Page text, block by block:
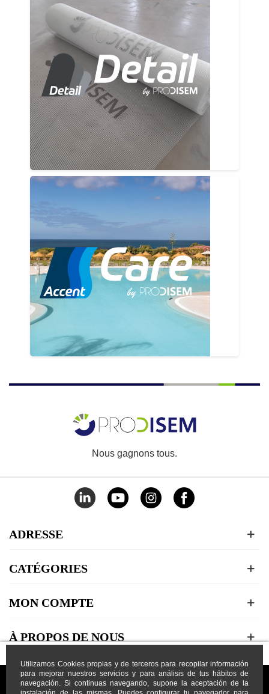
Utilizamos Cookies propias y de terceros para recopilar información
para mejorar nuestros servicios y para análisis de tus hábitos de
navegación. Si continuas navegando, supone la aceptación de la
Nous gagnons tous.
ADRESSE
CATÉGORIES
MON COMPTE
À PROPOS DE NOUS